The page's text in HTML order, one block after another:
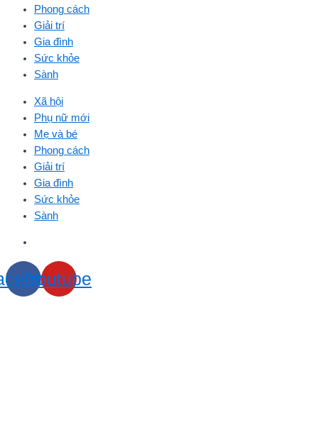
Phong cách
Giải trí
Gia đình
Sức khỏe
Sành
Xã hội
Phụ nữ mới
Mẹ và bé
Phong cách
Giải trí
Gia đình
Sức khỏe
Sành
Youtube